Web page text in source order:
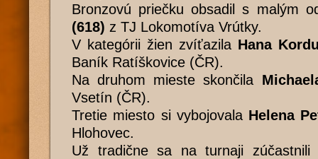
Bronzovú priečku obsadil s malým
(618) z TJ Lokomotíva Vrútky.
V kategórii žien zvíťazila Hana
Baník Ratíškovice (ČR).
Na druhom mieste skončila
Vsetín (ČR).
Tretie miesto si vybojovala Helena
Hlohovec.
Už tradične sa na turnaji zúčastnili